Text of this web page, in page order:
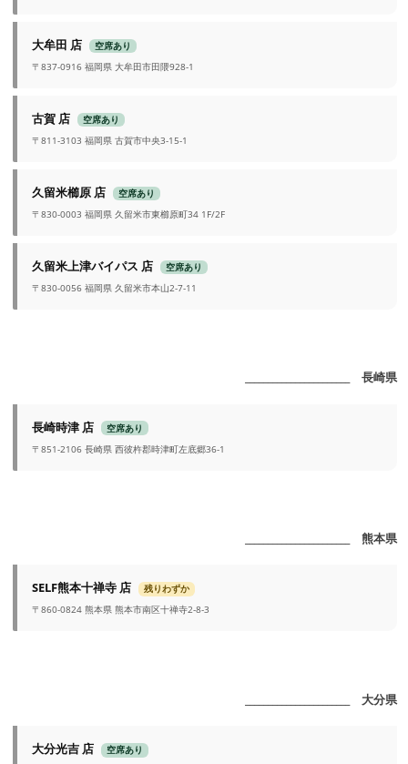
大牟田 店
空席あり
〒837-0916 福岡県 大牟田市田隈928-1
古賀 店
空席あり
〒811-3103 福岡県 古賀市中央3-15-1
久留米櫛原 店
空席あり
〒830-0003 福岡県 久留米市東櫛原町34 1F/2F
久留米上津バイパス 店
空席あり
〒830-0056 福岡県 久留米市本山2-7-11
_______________________ 長崎県
長崎時津 店
空席あり
〒851-2106 長崎県 西彼杵郡時津町左底郷36-1
_______________________ 熊本県
SELF熊本十禅寺 店
残りわずか
〒860-0824 熊本県 熊本市南区十禅寺2-8-3
_______________________ 大分県
大分光吉 店
空席あり